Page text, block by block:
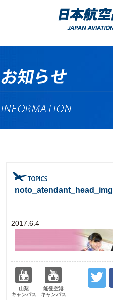
noto_atendant_head_img
2017.6.4
山梨
キャンパス
能登空港
キャンパス